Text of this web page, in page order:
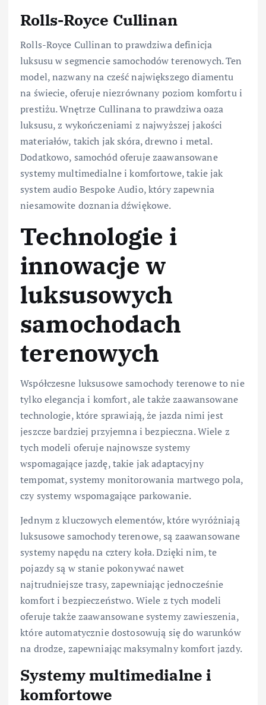
Rolls-Royce Cullinan
Rolls-Royce Cullinan to prawdziwa definicja
luksusu w segmencie samochodów terenowych. Ten
model, nazwany na cześć największego diamentu
na świecie, oferuje niezrównany poziom komfortu i
prestiżu. Wnętrze Cullinana to prawdziwa oaza
luksusu, z wykończeniami z najwyższej jakości
materiałów, takich jak skóra, drewno i metal.
Dodatkowo, samochód oferuje zaawansowane
systemy multimedialne i komfortowe, takie jak
system audio Bespoke Audio, który zapewnia
niesamowite doznania dźwiękowe.
Technologie i
innowacje w
luksusowych
samochodach
terenowych
Współczesne luksusowe samochody terenowe to nie
tylko elegancja i komfort, ale także zaawansowane
technologie, które sprawiają, że jazda nimi jest
jeszcze bardziej przyjemna i bezpieczna. Wiele z
tych modeli oferuje najnowsze systemy
wspomagające jazdę, takie jak adaptacyjny
tempomat, systemy monitorowania martwego pola,
czy systemy wspomagające parkowanie.
Jednym z kluczowych elementów, które wyróżniają
luksusowe samochody terenowe, są zaawansowane
systemy napędu na cztery koła. Dzięki nim, te
pojazdy są w stanie pokonywać nawet
najtrudniejsze trasy, zapewniając jednocześnie
komfort i bezpieczeństwo. Wiele z tych modeli
oferuje także zaawansowane systemy zawieszenia,
które automatycznie dostosowują się do warunków
na drodze, zapewniając maksymalny komfort jazdy.
Systemy multimedialne i
komfortowe